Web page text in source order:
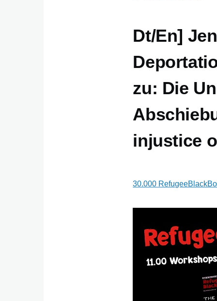
Dt/En]
zu: Die
injustice
30.000